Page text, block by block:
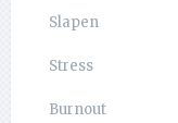
Slapen
Stress
Burnout